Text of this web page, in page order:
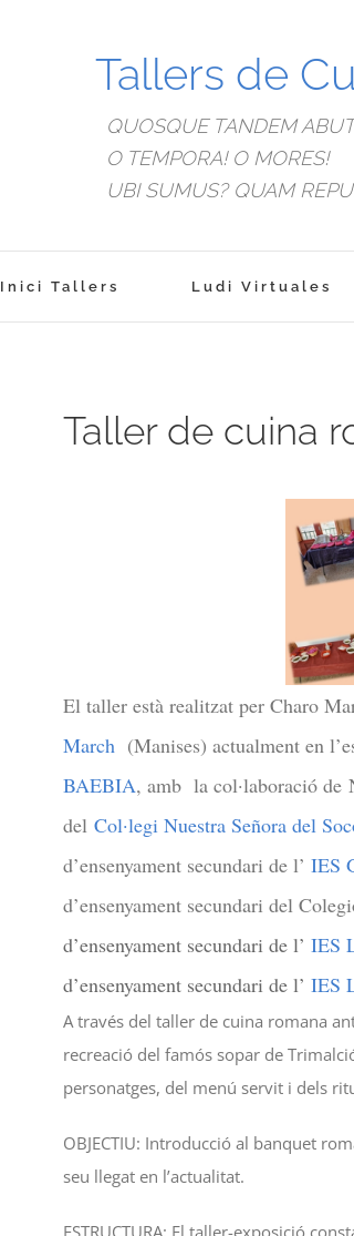
Tallers de
QUOSQUE TANDEM
O TEMPORA! O MORES!
UBI SUMUS? QUAM
Inici Tallers Ludi Virtuales
Taller de cuina
El taller està realitzat per Charo
March(Manises) actualment en
BAEBIA, amb la col·laboració de
del Col·legi Nuestra Señora del
d’ensenyament secundari de l’ IES
d’ensenyament secundari del
d’ensenyament secundari de l’ IES
d’ensenyament secundari de l’ IES
A través del taller de cuina romana
recreació del famós sopar de
personatges, del menú servit i dels
OBJECTIU: Introducció al banquet
seu llegat en l’actualitat.